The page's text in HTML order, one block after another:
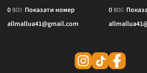
0800 Показати номер
allmallua41@gmail.com
0800